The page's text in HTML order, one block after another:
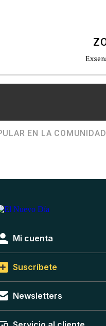
EN LA COMUNIDAD
Mi cuenta
Suscríbete
Newsletters